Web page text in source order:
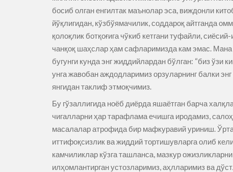
босиб олган енгилтак маънолар эса, виждонли
йўқлигидан, кўзбўямачилик, соддароқ айтганда
қолоқлик ботқоғига чўкиб кетгани туфайли,
чанқоқ шаҳслар ҳам сафларимизда кам эмас.
бугунги кунда энг жиддийлардан бўлган: “биз ўзи
унга жавобан аждодларимиз орзуларнинг балки
янгидан таклиф этмоқчимиз.
Бу гўзаллигида ноёб диёрда яшаётган барча
чигалларни ҳар тарафлама ечишга иродамиз,
масалалар атрофида бир мафкуравий уриниш.
иттифоқсизлик ва жиддий тортишувларга олиб
камчиликлар кўзга ташланса, мазкур
илҳомлантирган устозларимиз, аҳлларимиз ва